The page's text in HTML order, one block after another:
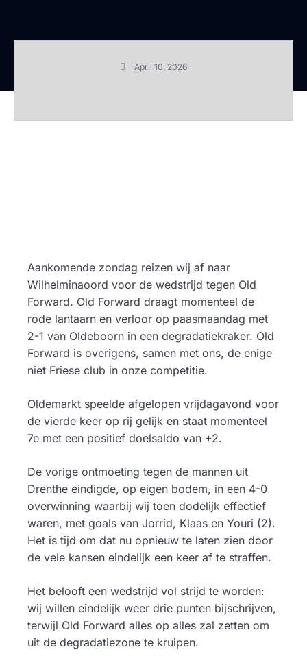
April 10, 2026
Aankomende zondag reizen wij af naar
Wilhelminaoord voor de wedstrijd tegen Old
Forward. Old Forward draagt momenteel de
rode lantaarn en verloor op paasmaandag met
2-1 van Oldeboorn in een degradatiekraker. Old
Forward is overigens, samen met ons, de enige
niet Friese club in onze competitie.
Oldemarkt speelde afgelopen vrijdagavond voor
de vierde keer op rij gelijk en staat momenteel
7e met een positief doelsaldo van +2.
De vorige ontmoeting tegen de mannen uit
Drenthe eindigde, op eigen bodem, in een 4-0
overwinning waarbij wij toen dodelijk effectief
waren, met goals van Jorrid, Klaas en Youri (2).
Het is tijd om dat nu opnieuw te laten zien door
de vele kansen eindelijk een keer af te straffen.
Het belooft een wedstrijd vol strijd te worden:
wij willen eindelijk weer drie punten bijschrijven,
terwijl Old Forward alles op alles zal zetten om
uit de degradatiezone te kruipen.